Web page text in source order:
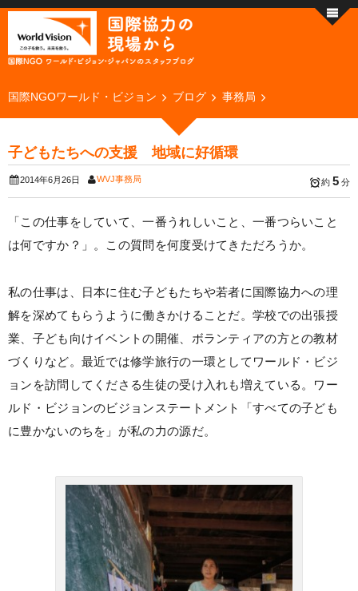
国際NGOワールド・ビジョン ブログ 事務局
子どもたちへの支援 地域に好循環
2014年6月26日 WVJ事務局 約 5 分
「この仕事をしていて、一番うれしいこと、一番つらいこと
は何ですか？」。この質問を何度受けてきただろうか。
私の仕事は、日本に住む子どもたちや若者に国際協力への理
解を深めてもらうように働きかけることだ。学校での出張授
業、子ども向けイベントの開催、ボランティアの方との教材
づくりなど。最近では修学旅行の一環としてワールド・ビジ
ョンを訪問してくださる生徒の受け入れも増えている。ワー
ルド・ビジョンのビジョンステートメント「すべての子ども
に豊かないのちを」が私の力の源だ。